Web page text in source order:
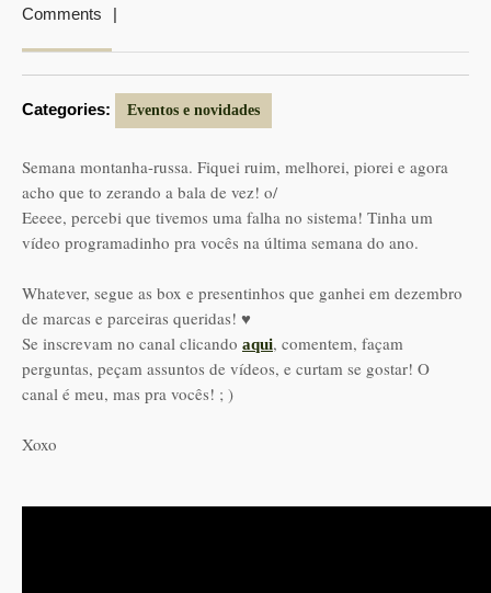
Comments
|
Categories: Eventos e novidades
Semana montanha-russa. Fiquei ruim, melhorei, piorei e agora
acho que to zerando a bala de vez! o/
Eeeee, percebi que tivemos uma falha no sistema! Tinha um
vídeo programadinho pra vocês na última semana do ano.
Whatever, segue as box e presentinhos que ganhei em dezembro
de marcas e parceiras queridas! ♥
Se inscrevam no canal clicando aqui, comentem, façam
perguntas, peçam assuntos de vídeos, e curtam se gostar! O
canal é meu, mas pra vocês! ; )
Xoxo